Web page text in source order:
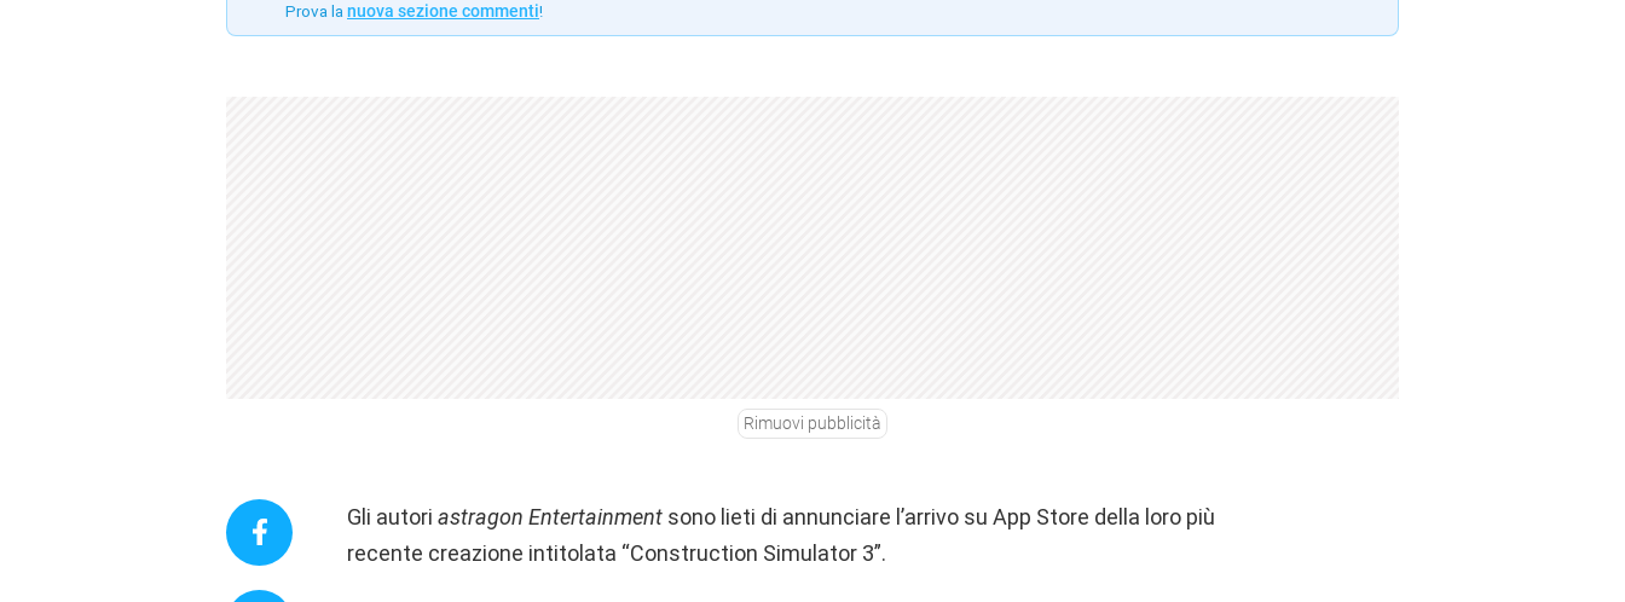
Prova la nuova sezione commenti!
Rimuovi pubblicità
Gli autori astragon Entertainment sono lieti di annunciare l’arrivo su App Store della loro più
recente creazione intitolata “Construction Simulator 3”.